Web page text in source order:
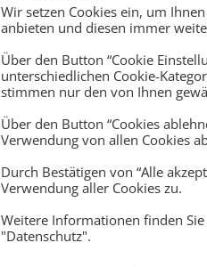
Wir setzen Cookies ein, um
anbieten und diesen immer
Über den Button “Cookie
unterschiedlichen Cookie-
stimmen nur den von Ihnen
Über den Button “Cookies
Verwendung von allen Cookies
Durch Bestätigen von “Alle
Verwendung aller Cookies zu.
Weitere Informationen finden
"Datenschutz".